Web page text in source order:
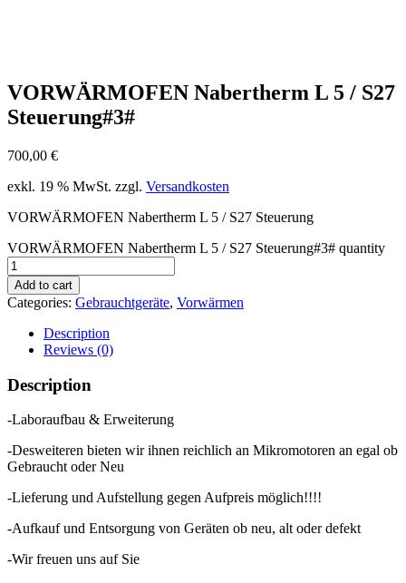
VORWÄRMOFEN Nabertherm L 5 / S27
Steuerung#3#
700,00 €
exkl. 19 % MwSt. zzgl. Versandkosten
VORWÄRMOFEN Nabertherm L 5 / S27 Steuerung
VORWÄRMOFEN Nabertherm L 5 / S27 Steuerung#3# quantity
Add to cart
Categories: Gebrauchtgeräte, Vorwärmen
Description
Reviews (0)
Description
-Laboraufbau & Erweiterung
-Desweiteren bieten wir ihnen reichlich an Mikromotoren an egal ob
Gebraucht oder Neu
-Lieferung und Aufstellung gegen Aufpreis möglich!!!!
-Aufkauf und Entsorgung von Geräten ob neu, alt oder defekt
-Wir freuen uns auf Sie